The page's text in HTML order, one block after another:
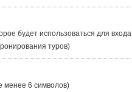
будет использоваться для
туров)
менее 6 символов)